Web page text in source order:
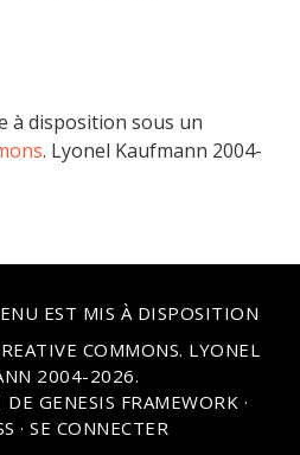
à disposition sous un
. Lyonel Kaufmann 2004-
EST MIS À DISPOSITION
COMMONS. LYONEL
2004-2026.
DE GENESIS FRAMEWORK ·
· SE CONNECTER